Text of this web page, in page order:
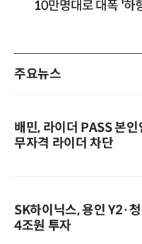
10만명대로 대폭 '하
주요뉴스
배민, 라이더 PASS 본
무자격 라이더 차단
SK하이닉스, 용인 Y2·
4조원 투자